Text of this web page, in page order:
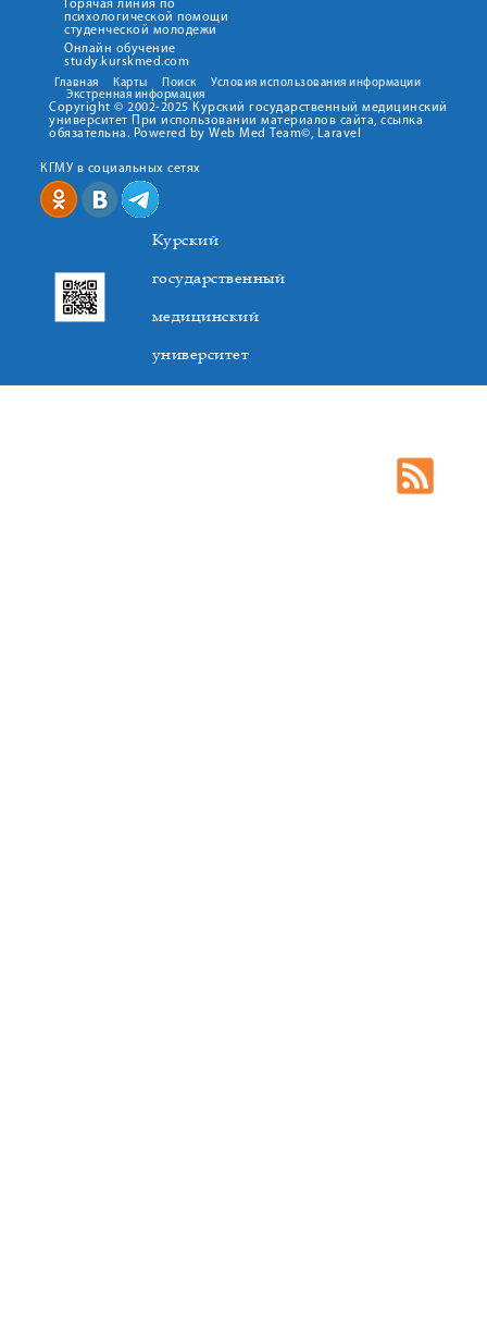
Горячая линия по
психологической помощи
студенческой молодежи
Онлайн обучение
study.kurskmed.com
Главная Карты Поиск
Условия использования информации
Экстренная информация
Copyright © 2002-2025 Курский государственный медицинский
университет При использовании материалов сайта, ссылка
обязательна. Powered by Web Med Team©, Laravel
КГМУ в социальных сетях
Курский
государственный
медицинский
университет